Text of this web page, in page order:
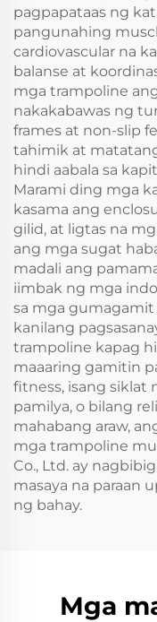
pagpapataas ng
pangunahing
cardiovascular na
balanse at
mga trampoline
nakakabawas ng
frames at non-slip
tahimik at
hindi aabala sa
Marami ding mga
kasama ang
gilid, at ligtas na
ang mga sugat
madali ang
iimbak ng mga
sa mga
kanilang
trampoline kapag
maaaring gamitin
fitness, isang siklat
pamilya, o bilang
mahabang araw,
mga trampoline
Co., Ltd. ay
masaya na paraan
ng bahay.
Mga